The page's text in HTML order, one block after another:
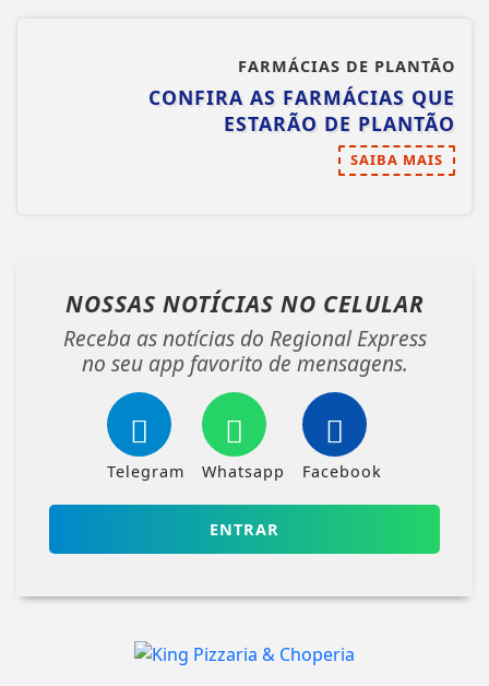
FARMÁCIAS DE PLANTÃO
CONFIRA AS FARMÁCIAS QUE
ESTARÃO DE PLANTÃO
SAIBA MAIS
NOSSAS NOTÍCIAS NO CELULAR
Receba as notícias do Regional Express
no seu app favorito de mensagens.
Telegram Whatsapp Facebook
ENTRAR